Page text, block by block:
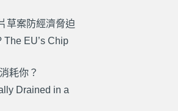
草案防經濟脅迫
The EU’s Chip
耗你？
Drained in a